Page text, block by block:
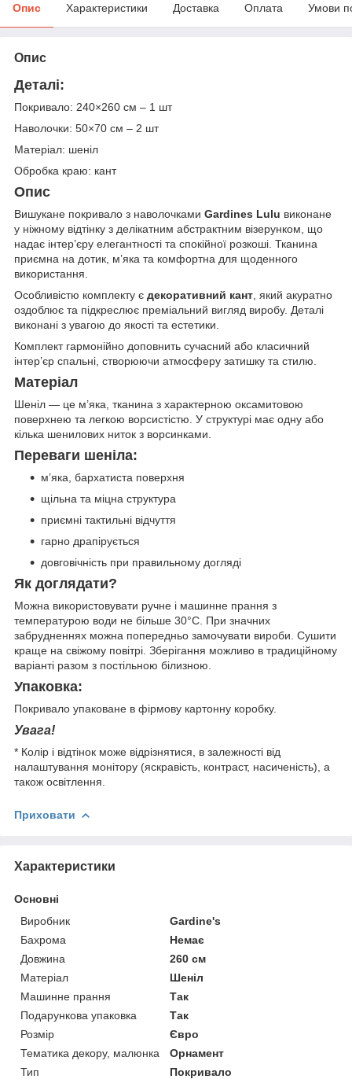
Опис Характеристики Доставка Оплата Умови
Опис
Деталі:
Покривало: 240×260 см – 1 шт
Наволочки: 50×70 см – 2 шт
Матеріал: шеніл
Обробка краю: кант
Опис
Вишукане покривало з наволочками Gardines Lulu виконане
у ніжному відтінку з делікатним абстрактним візерунком, що
надає інтер’єру елегантності та спокійної розкоші. Тканина
приємна на дотик, м’яка та комфортна для щоденного
використання.
Особливістю комплекту є декоративний кант , який акуратно
оздоблює та підкреслює преміальний вигляд виробу. Деталі
виконані з увагою до якості та естетики.
Комплект гармонійно доповнить сучасний або класичний
інтер’єр спальні, створюючи атмосферу затишку та стилю.
Матеріал
Шеніл — це м’яка, тканина з характерною оксамитовою
поверхнею та легкою ворсистістю. У структурі має одну або
кілька шенилових ниток з ворсинками.
Переваги шеніла:
м’яка, бархатиста поверхня
щільна та міцна структура
приємні тактильні відчуття
гарно драпірується
довговічність при правильному догляді
Як доглядати?
Можна використовувати ручне і машинне прання з
температурою води не більше 30°C. При значних
забрудненнях можна попередньо замочувати вироби. Сушити
краще на свіжому повітрі. Зберігання можливо в традиційному
варіанті разом з постільною білизною.
Упаковка:
Покривало упаковане в фірмову картонну коробку.
Увага!
* Колір і відтінок може відрізнятися, в залежності від
налаштування монітору (яскравість, контраст, насиченість), а
також освітлення.
Приховати
Характеристики
Основні
Виробник
Gardine's
Бахрома
Немає
Довжина
260 см
Матеріал
Шеніл
Машинне прання
Так
Подарункова упаковка
Так
Розмір
Євро
Тематика декору, малюнка
Орнамент
Тип
Покривало